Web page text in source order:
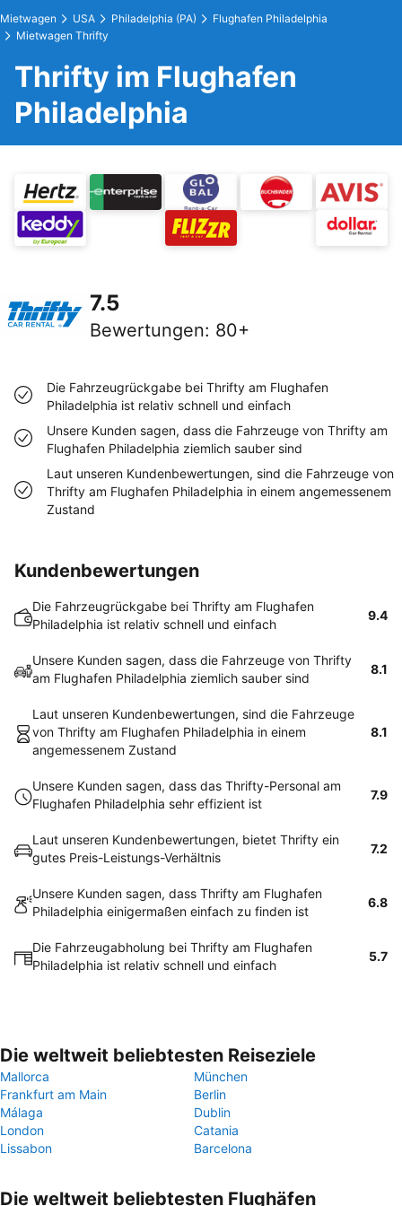
Mietwagen USA Philadelphia (PA)
Flughafen Philadelphia
Mietwagen Thrifty
Thrifty im Flughafen
Philadelphia
7.5
Bewertungen: 80+
Die Fahrzeugrückgabe bei Thrifty am Flughafen
Philadelphia ist relativ schnell und einfach
Unsere Kunden sagen, dass die Fahrzeuge von Thrifty am
Flughafen Philadelphia ziemlich sauber sind
Laut unseren Kundenbewertungen, sind die Fahrzeuge von
Thrifty am Flughafen Philadelphia in einem angemessenem
Zustand
Kundenbewertungen
Die Fahrzeugrückgabe bei Thrifty am Flughafen
Philadelphia ist relativ schnell und einfach
9.4
Unsere Kunden sagen, dass die Fahrzeuge von Thrifty
am Flughafen Philadelphia ziemlich sauber sind
8.1
Laut unseren Kundenbewertungen, sind die Fahrzeuge
von Thrifty am Flughafen Philadelphia in einem
angemessenem Zustand
8.1
Unsere Kunden sagen, dass das Thrifty-Personal am
Flughafen Philadelphia sehr effizient ist
7.9
Laut unseren Kundenbewertungen, bietet Thrifty ein
gutes Preis-Leistungs-Verhältnis
7.2
Unsere Kunden sagen, dass Thrifty am Flughafen
Philadelphia einigermaßen einfach zu finden ist
6.8
Die Fahrzeugabholung bei Thrifty am Flughafen
Philadelphia ist relativ schnell und einfach
5.7
Die weltweit beliebtesten Reiseziele
Mallorca
München
Frankfurt am Main
Berlin
Málaga
Dublin
London
Catania
Lissabon
Barcelona
Die weltweit beliebtesten Flughäfen